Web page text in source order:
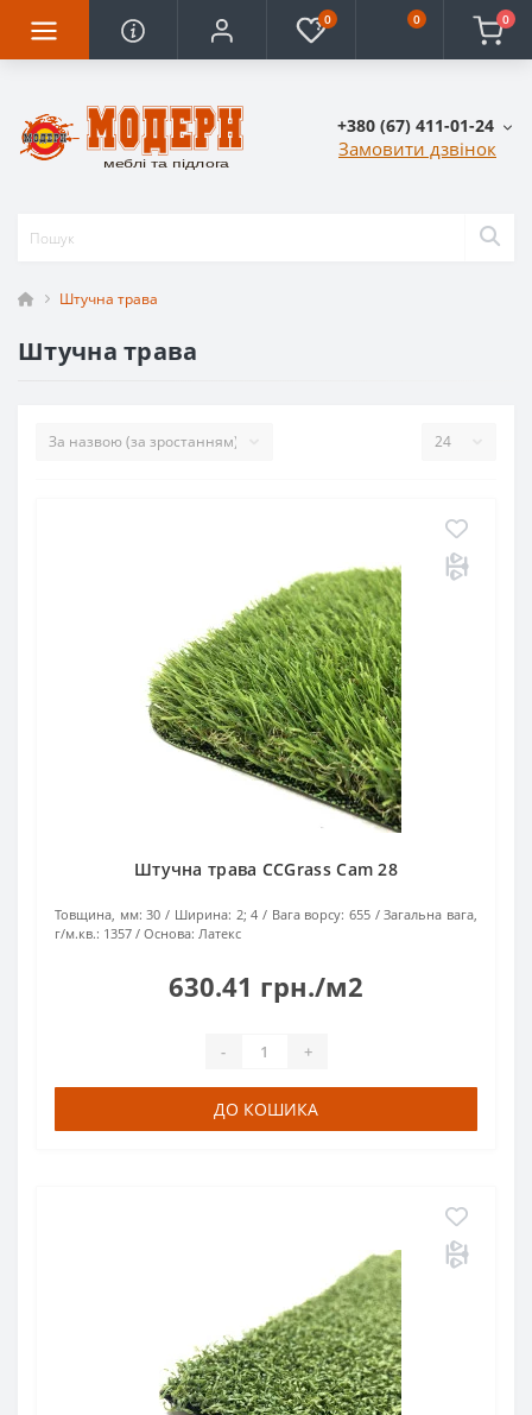
0 0 0
+380 (67) 411-01-24
Замовити дзвінок
Штучна трава
Штучна трава
Штучна трава CCGrass Cam 28
Товщина, мм: 30 Ширина: 2; 4 Вага ворсу: 655
Загальна вага,
г/м.кв.: 1357 Основа: Латекс
630.41 грн./м2
- +
ДО КОШИКА